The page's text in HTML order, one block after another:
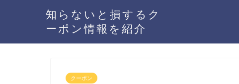
知らないと損するク
ーポン情報を紹介
クーポン